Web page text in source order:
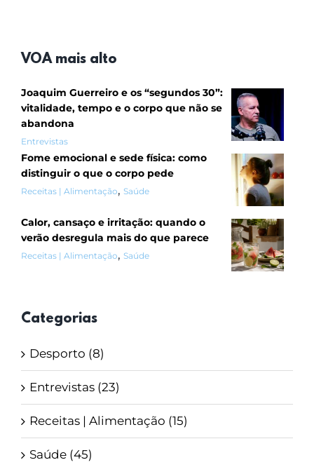
VOA mais alto
Joaquim Guerreiro e os “segundos 30”:
vitalidade, tempo e o corpo que não se
abandona
Entrevistas
Fome emocional e sede física: como
distinguir o que o corpo pede
Receitas | Alimentação, Saúde
Calor, cansaço e irritação: quando o
verão desregula mais do que parece
Receitas | Alimentação, Saúde
Categorias
Desporto (8)
Entrevistas (23)
Receitas | Alimentação (15)
Saúde (45)